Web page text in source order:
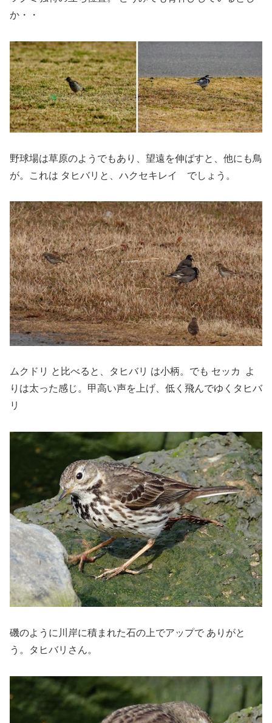
か・・
野球場は草原のようでもあり、望遠を伸ばすと、他にも鳥
が。これは タヒバリと、ハクセキレイ でしょう。
ムクドリ と比べると、タヒバリ は小柄。でも セッカ よ
りは太った感じ。甲高い声を上げ、低く飛んでゆくタヒバ
リ
磯のように川岸に積まれた石の上でアップで ありがと
う。タヒバリさん。